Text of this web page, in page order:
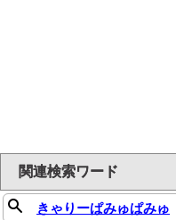
関連検索ワード
きゃりーぱみゅぱみゅ